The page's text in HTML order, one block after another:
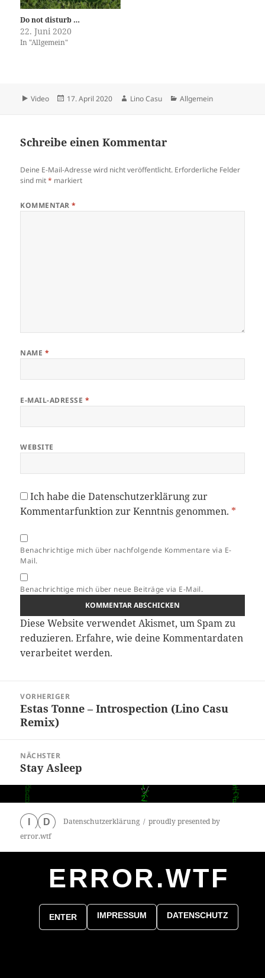
Do not disturb …
22. Juni 2020
In "Allgemein"
Format
Video
Veröffentlicht
17. April 2020 Autor
Lino Casu Kategorien
Allgemein
Schreibe einen Kommentar
Deine E-Mail-Adresse wird nicht veröffentlicht. Erforderliche Felder
sind mit* markiert
KOMMENTAR*
NAME *
E-MAIL-ADRESSE *
WEBSITE
Ich habe dieDatenschutzerklärungzur
Kommentarfunktion zur Kenntnis genommen. *
Benachrichtige mich über nachfolgende Kommentare via E-
Mail.
Benachrichtige mich über neue Beiträge via E-Mail.
Diese Website verwendet Akismet, um Spam zu
reduzieren.Erfahre, wie deine Kommentardaten
verarbeitet werden.
VORHERIGER
Vorheriger
Beitrag:
Estas Tonne – Introspection (Lino Casu
Remix)
NÄCHSTER
Nächster
Beitrag:
Stay Asleep
D Datenschutzerklärung
proudly presented by
error.wtf
ERROR.WTF
ENTER IMPRESSUM DATENSCHUTZ